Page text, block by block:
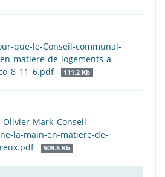
que-le-Conseil-communal-
matiere-de-logements-a-
111.2 Kb
Mark_Conseil-
la-main-en-matiere-de-
509.5 Kb